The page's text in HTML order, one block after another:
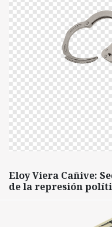
Eloy Viera Cañive:
de la represión